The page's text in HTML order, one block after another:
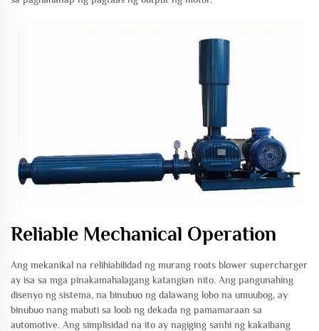
Reliable Mechanical Operation
Ang mekanikal na relihiabilidad ng murang roots blower supercharger
ay isa sa mga pinakamahalagang katangian nito. Ang pangunahing
disenyo ng sistema, na binubuo ng dalawang lobo na umuubog, ay
binubuo nang mabuti sa loob ng dekada ng pamamaraan sa
automotive. Ang simplisidad na ito ay nagiging sanhi ng kakaibang